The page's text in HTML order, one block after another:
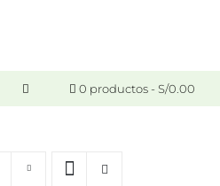
0 productos S/0.00